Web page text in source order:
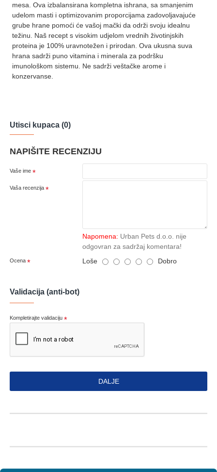
mesa. Ova izbalansirana kompletna ishrana, sa smanjenim
udelom masti i optimizovanim proporcijama zadovoljavajuće
grube hrane pomoći će vašoj mački da održi svoju idealnu
težinu. Naš recept s visokim udjelom vrednih životinjskih
proteina je 100% uravnotežen i prirodan. Ova ukusna suva
hrana sadrži puno vitamina i minerala za podršku
imunološkom sistemu. Ne sadrži veštačke arome i
konzervanse.
Utisci kupaca (0)
NAPIŠITE RECENZIJU
Vaše ime
Vaša recenzija
Napomena: Urban Pets d.o.o. nije
odgovran za sadržaj komentara!
Ocena Loše Dobro
Validacija (anti-bot)
Kompletirajte validaciju
DALJE